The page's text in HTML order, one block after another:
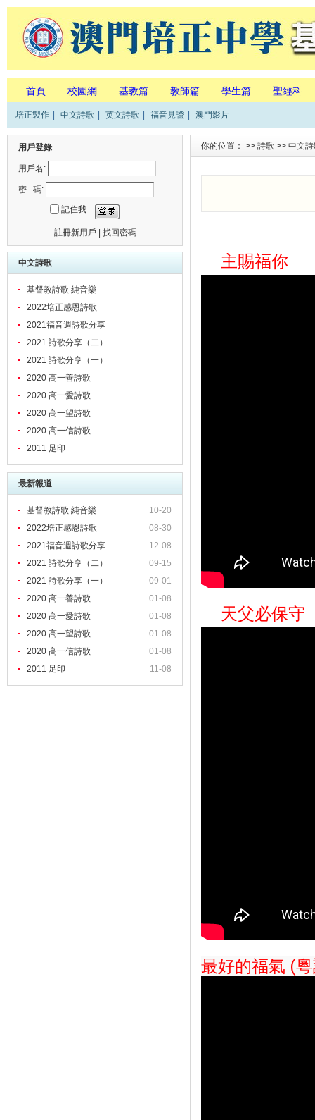
首頁 校園網 基教篇 教師篇 學生篇 聖經科
培正製作 中文詩歌 英文詩歌 福音見證 澳門影片
用戶登錄
用戶名:
密 碼:
記住我
註冊新用戶 找回密碼
中文詩歌
基督教詩歌 純音樂
2022培正感恩詩歌
2021福音週詩歌分享
2021 詩歌分享（二）
2021 詩歌分享（一）
2020 高一善詩歌
2020 高一愛詩歌
2020 高一望詩歌
2020 高一信詩歌
2011 足印
最新報道
10-20
基督教詩歌 純音樂
08-30
2022培正感恩詩歌
12-08
2021福音週詩歌分享
09-15
2021 詩歌分享（二）
09-01
2021 詩歌分享（一）
01-08
2020 高一善詩歌
01-08
2020 高一愛詩歌
01-08
2020 高一望詩歌
01-08
2020 高一信詩歌
11-08
2011 足印
你的位置： >> 詩歌 >> 中文
主賜福你
天父必保守
最好的福氣 (